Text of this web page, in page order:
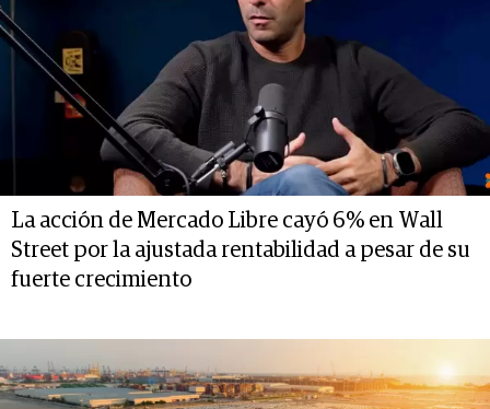
La acción de Mercado Libre cayó 6% en Wall
Street por la ajustada rentabilidad a pesar de su
fuerte crecimiento